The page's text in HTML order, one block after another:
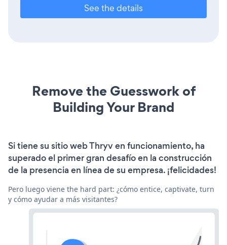
See the details
Remove the Guesswork of
Building Your Brand
Si tiene su sitio web Thryv en funcionamiento, ha
superado el primer gran desafío en la construcción
de la presencia en línea de su empresa. ¡felicidades!
Pero luego viene the hard part: ¿cómo entice, captivate, turn
y cómo ayudar a más visitantes?